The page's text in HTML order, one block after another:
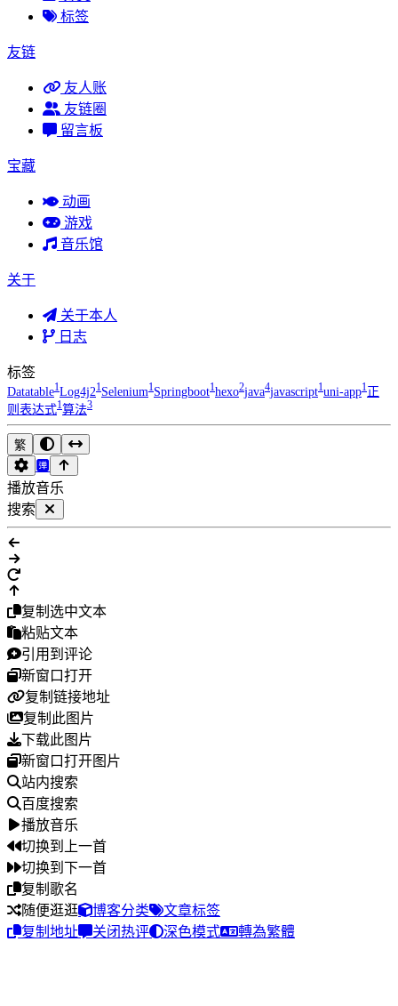
标签
友链
友人账
友链圈
留言板
宝藏
动画
游戏
音乐馆
关于
关于本人
日志
标签
Datatable1Log4j21Selenium1Springboot1hexo2java4javascript1uni-app1正
则表达式1算法3
繁
播放音乐
搜索
复制选中文本
粘贴文本
引用到评论
新窗口打开
复制链接地址
复制此图片
下载此图片
新窗口打开图片
站内搜索
百度搜索
播放音乐
切换到上一首
切换到下一首
复制歌名
随便逛逛
博客分类
文章标签
复制地址
关闭热评 深色模式 轉為繁體